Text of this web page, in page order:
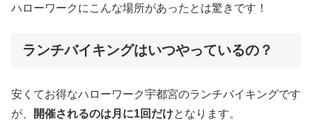
ハローワークにこんな場所があったとは驚きです！
ランチバイキングはいつやっているの？
安くてお得なハローワーク宇都宮のランチバイキングです
が、
開催されるのは月に1回だけとなります。